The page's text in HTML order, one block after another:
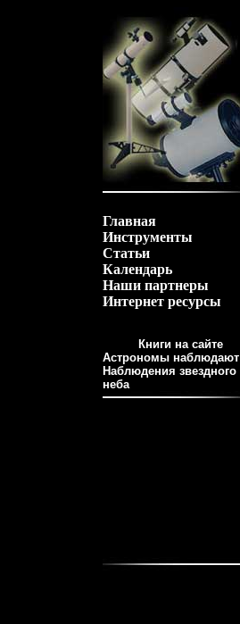
Главная
Инструменты
Статьи
Календарь
Наши партнеры
Интернет ресурсы
Книги на сайте
Астрономы наблюдают
Наблюдения звездного
неба